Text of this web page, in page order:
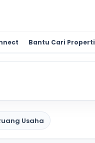
Bantu Cari Properti
Usaha